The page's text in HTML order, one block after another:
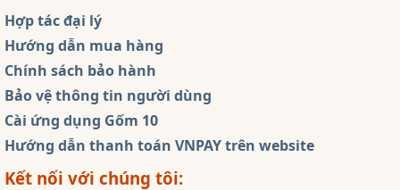
Hợp tác đại lý
Hướng dẫn mua hàng
Chính sách bảo hành
Bảo vệ thông tin người dùng
Cài ứng dụng Gốm 10
Hướng dẫn thanh toán VNPAY trên website
Kết nối với chúng tôi: